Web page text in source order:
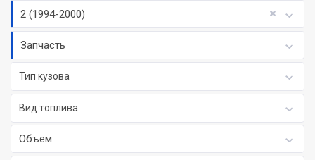
2 (1994-2000)
Запчасть
Тип кузова
Вид топлива
Объем